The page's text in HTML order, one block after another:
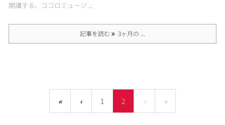
開講する、ココロミュージ ...
記事を読む 3ヶ月の ...
« ‹ 1 2 › »